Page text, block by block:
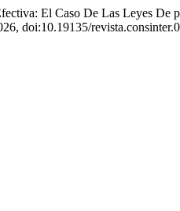
El Caso De Las Leyes
doi:10.19135/